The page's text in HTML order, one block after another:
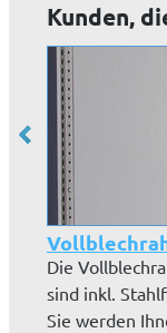
Kunden,
Die
sind inkl.
Sie werden